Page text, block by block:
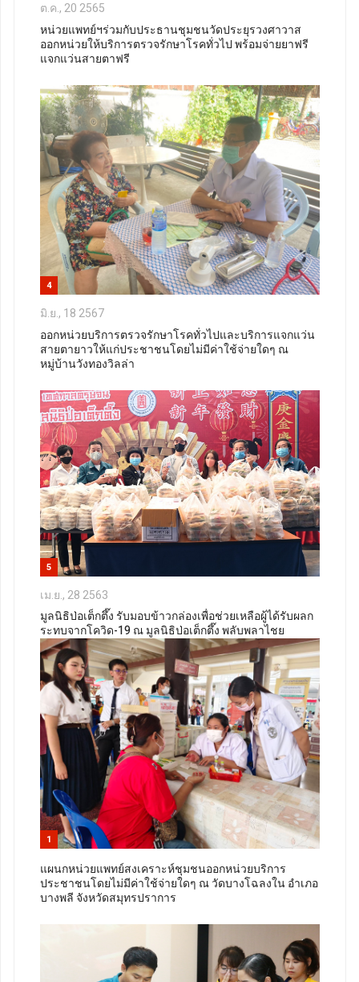
ต.ค., 20 2565
หน่วยแพทย์ฯร่วมกับประธานชุมชนวัดประยุรวงศาวาส
ออกหน่วยให้บริการตรวจรักษาโรคทั่วไป พร้อมจ่ายยาฟรี
แจกแว่นสายตาฟรี
4
มิ.ย., 18 2567
ออกหน่วยบริการตรวจรักษาโรคทั่วไปและบริการแจกแว่น
สายตายาวให้แก่ประชาชนโดยไม่มีค่าใช้จ่ายใดๆ ณ
หมู่บ้านวังทองวิลล่า
5
เม.ย., 28 2563
มูลนิธิป่อเต็กตึ๊ง รับมอบข้าวกล่องเพื่อช่วยเหลือผู้ได้รับผลก
ระทบจากโควิด-19 ณ มูลนิธิป่อเต็กตึ๊ง พลับพลาไชย
1
แผนกหน่วยแพทย์สงเคราะห์ชุมชนออกหน่วยบริการ
ประชาชนโดยไม่มีค่าใช้จ่ายใดๆ ณ วัดบางโฉลงใน อำเภอ
บางพลี จังหวัดสมุทรปราการ